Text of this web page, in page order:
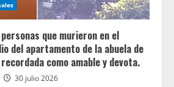
que murieron en el
del apartamento de la abuela de
como amable y devota.
30 julio 2026